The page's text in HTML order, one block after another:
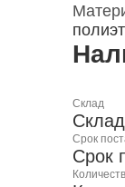
Склад
Склад
Срок
Срок